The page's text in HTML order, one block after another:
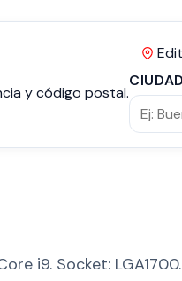
y código postal.
CIUDAD
i9. Socket: